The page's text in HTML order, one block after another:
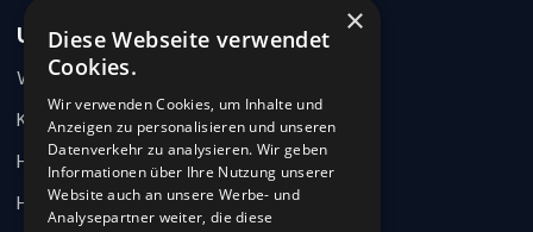
Unternehmen
Warum 360HR
Kontakt
Hilfecenter
HR-Wissen
Wie können wir helfen?
hier im Chat zurück.
×
Diese Webseite verwendet
Cookies.
Wir verwenden Cookies, um Inhalte und
Anzeigen zu personalisieren und unseren
Datenverkehr zu analysieren. Wir geben
Informationen über Ihre Nutzung unserer
Website auch an unsere Werbe- und
Analysepartner weiter, die diese